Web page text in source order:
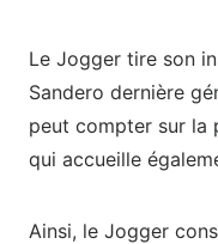
Le Jogger tire son
Sandero dernière
peut compter sur la
qui accueille
Ainsi, le Jogger